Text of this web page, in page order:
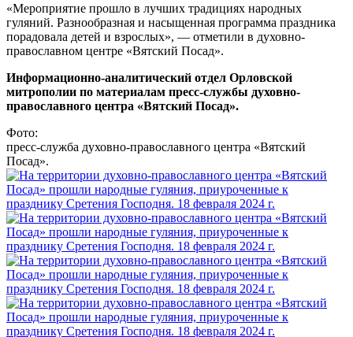
«Мероприятие прошло в лучших традициях народных
гуляний. Разнообразная и насыщенная программа праздника
порадовала детей и взрослых», — отметили в духовно-
православном центре «Вятский Посад».
Информационно-аналитический отдел Орловской
митрополии по материалам пресс-службы духовно-
православного центра «Вятский Посад».
Фото:
пресс-служба духовно-православного центра «Вятский
Посад».